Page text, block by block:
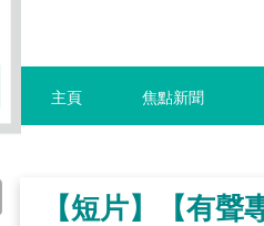
主頁 焦點新聞
【短片】【有